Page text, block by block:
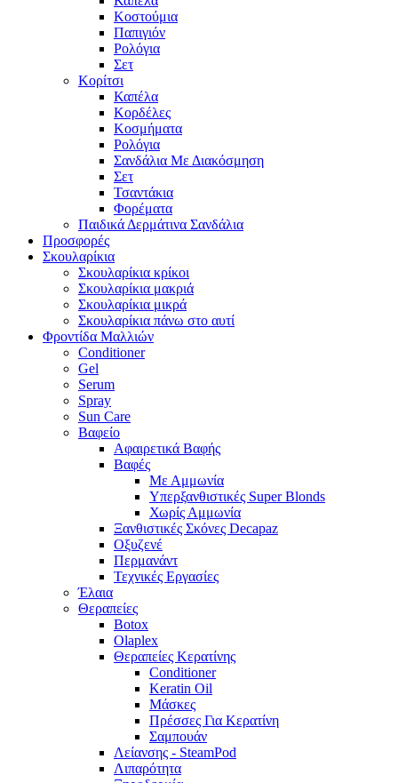
Κοστούμια
Παπιγιόν
Ρολόγια
Σετ
Κορίτσι
Καπέλα
Κορδέλες
Κοσμήματα
Ρολόγια
Σανδάλια Με Διακόσμηση
Σετ
Τσαντάκια
Φορέματα
Παιδικά Δερμάτινα Σανδάλια
Προσφορές
Σκουλαρίκια
Σκουλαρίκια κρίκοι
Σκουλαρίκια μακριά
Σκουλαρίκια μικρά
Σκουλαρίκια πάνω στο αυτί
Φροντίδα Μαλλιών
Conditioner
Gel
Serum
Spray
Sun Care
Βαφείο
Αφαιρετικά Βαφής
Βαφές
Με Αμμωνία
Υπερξανθιστικές Super Blonds
Χωρίς Αμμωνία
Ξανθιστικές Σκόνες Decapaz
Οξυζενέ
Περμανάντ
Τεχνικές Εργασίες
Έλαια
Θεραπείες
Botox
Olaplex
Θεραπείες Κερατίνης
Conditioner
Keratin Oil
Μάσκες
Πρέσσες Για Κερατίνη
Σαμπουάν
Λείανσης - SteamPod
Λιπαρότητα